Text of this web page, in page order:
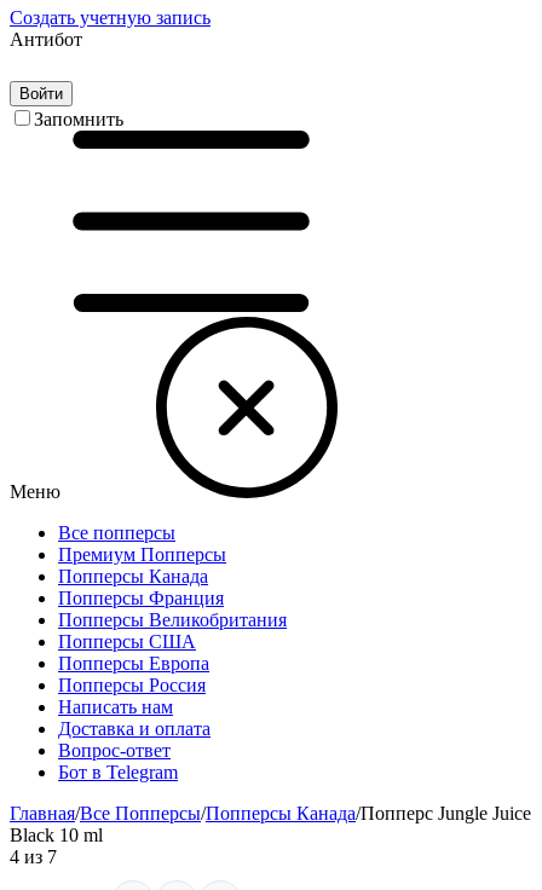
Создать учетную запись
Антибот
Войти
Запомнить
Меню
Все попперсы
Премиум Попперсы
Попперсы Канада
Попперсы Франция
Попперсы Великобритания
Попперсы США
Попперсы Европа
Попперсы Россия
Написать нам
Доставка и оплата
Вопрос-ответ
Бот в Telegram
Главная/Все Попперсы/Попперсы Канада/Попперс Jungle Juice
Black 10 ml
4 из 7